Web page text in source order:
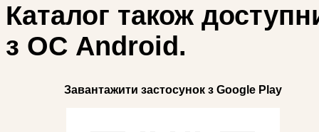
Каталог також
з ОС Android.
Завантажити застосунок з Google Play